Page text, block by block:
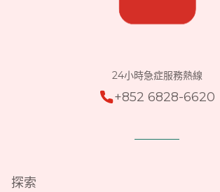
24小時急症服務熱線
+852 6828-6620
探索